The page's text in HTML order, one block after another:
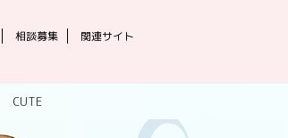
相談募集 関連サイト
CUTE